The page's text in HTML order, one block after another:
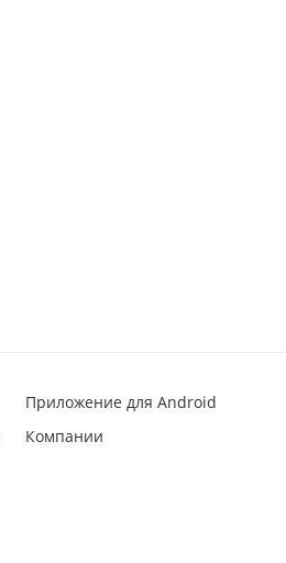
Приложение для Android
Компании